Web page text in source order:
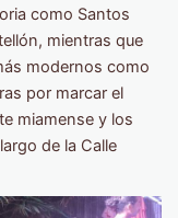
como Santos
mientras que
modernos como
por marcar el
miamense y los
de la Calle